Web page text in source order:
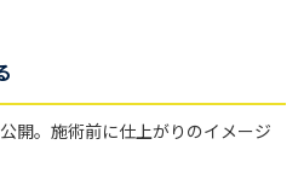
開。施術前に仕上がりのイメージ